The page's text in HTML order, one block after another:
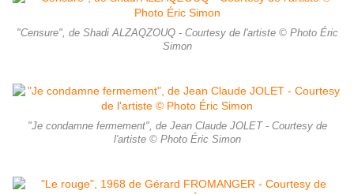
"Censure", de Shadi ALZAQZOUQ - Courtesy de l'artiste © Photo Éric
Simon
"Je condamne fermement", de Jean Claude JOLET - Courtesy de
l'artiste © Photo Éric Simon